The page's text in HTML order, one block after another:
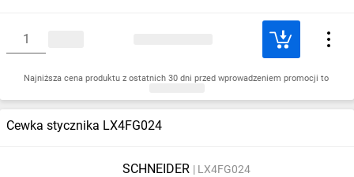
Najniższa cena produktu z ostatnich 30 dni przed wprowadzeniem promocji to
Cewka stycznika LX4FG024
SCHNEIDER LX4FG024